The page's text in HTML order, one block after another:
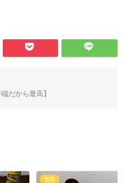
だから最高】
無職